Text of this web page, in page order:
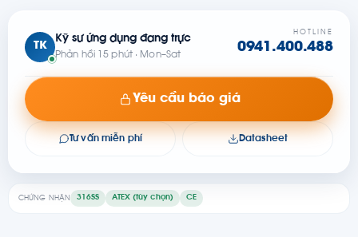
CHỨNG NHẬN 316SS ATEX (tùy chọn) CE
TK
Kỹ sư ứng dụng đang trực
Phản hồi 15 phút · Mon–Sat
HOTLINE
0941.400.488
Yêu cầu báo giá
Tư vấn miễn phí Datasheet